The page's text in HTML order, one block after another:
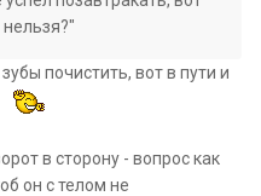
почистить, вот в пути и
в сторону - вопрос как
он с телом не